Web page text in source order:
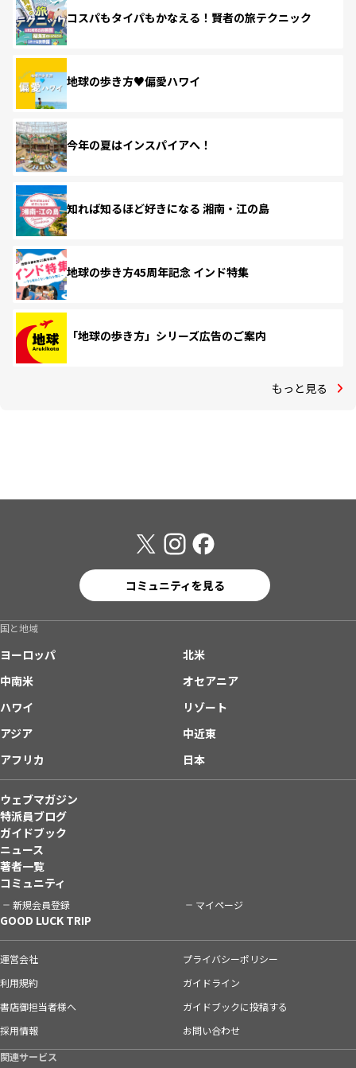
コスパもタイパもかなえる！賢者の旅テクニック
地球の歩き方♥偏愛ハワイ
今年の夏はインスパイアへ！
知れば知るほど好きになる 湘南・江の島
地球の歩き方45周年記念 インド特集
「地球の歩き方」シリーズ広告のご案内
もっと見る
コミュニティを見る
国と地域
ヨーロッパ
北米
中南米
オセアニア
ハワイ
リゾート
アジア
中近東
アフリカ
日本
ウェブマガジン
特派員ブログ
ガイドブック
ニュース
著者一覧
コミュニティ
新規会員登録 マイページ
GOOD LUCK TRIP
運営会社
プライバシーポリシー
利用規約
ガイドライン
書店御担当者様へ
ガイドブックに投稿する
採用情報
お問い合わせ
関連サービス